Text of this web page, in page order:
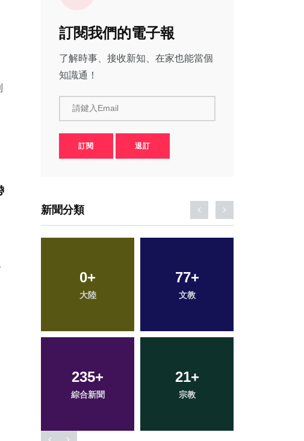
訂閱我們的電子報
了解時事、接收新知、在家也能當個
知識通！
請鍵入Email
訂閱 退訂
新聞分類
54+
旅遊
70+
健康
11+
科技新知
16+
頭條